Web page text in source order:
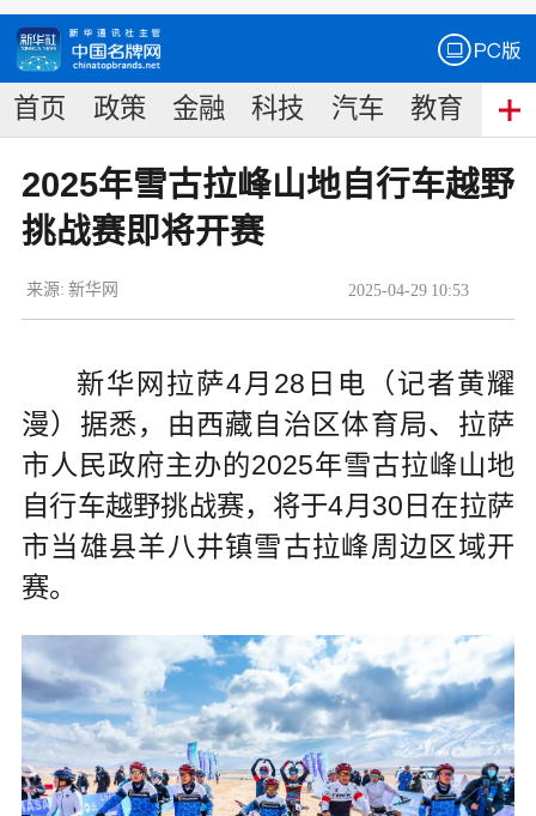
首页 政策 金融 科技 汽车 教育 食
2025年雪古拉峰山地自行车越野
挑战赛即将开赛
2025-04-29 10:53
来源: 新华网
新华网拉萨4月28日电（记者黄耀
漫）据悉，由西藏自治区体育局、拉萨
市人民政府主办的2025年雪古拉峰山地
自行车越野挑战赛，将于4月30日在拉萨
市当雄县羊八井镇雪古拉峰周边区域开
赛。